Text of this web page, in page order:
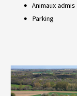
Animaux admis
Parking